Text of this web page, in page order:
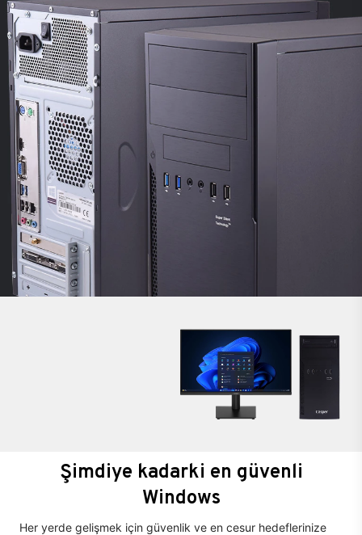
Şimdiye kadarki en güvenli
Windows
Her yerde gelişmek için güvenlik ve en cesur hedeflerinize